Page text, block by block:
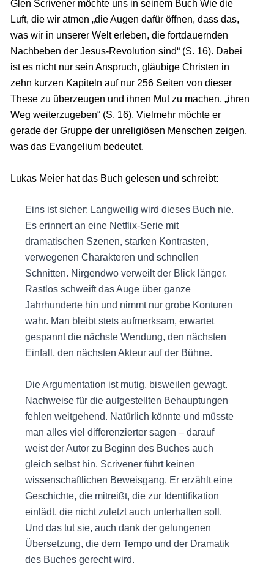
Glen Scrivener möchte uns in seinem Buch Wie die
Luft, die wir atmen „die Augen dafür öffnen, dass das,
was wir in unserer Welt erleben, die fortdauernden
Nachbeben der Jesus-Revolution sind“ (S. 16). Dabei
ist es nicht nur sein Anspruch, gläubige Christen in
zehn kurzen Kapiteln auf nur 256 Seiten von dieser
These zu überzeugen und ihnen Mut zu machen, „ihren
Weg weiterzugeben“ (S. 16). Vielmehr möchte er
gerade der Gruppe der unreligiösen Menschen zeigen,
was das Evangelium bedeutet.
Lukas Meier hat das Buch gelesen und schreibt:
Eins ist sicher: Langweilig wird dieses Buch nie.
Es erinnert an eine Netflix-Serie mit
dramatischen Szenen, starken Kontrasten,
verwegenen Charakteren und schnellen
Schnitten. Nirgendwo verweilt der Blick länger.
Rastlos schweift das Auge über ganze
Jahrhunderte hin und nimmt nur grobe Konturen
wahr. Man bleibt stets aufmerksam, erwartet
gespannt die nächste Wendung, den nächsten
Einfall, den nächsten Akteur auf der Bühne.
Die Argumentation ist mutig, bisweilen gewagt.
Nachweise für die aufgestellten Behauptungen
fehlen weitgehend. Natürlich könnte und müsste
man alles viel differenzierter sagen – darauf
weist der Autor zu Beginn des Buches auch
gleich selbst hin. Scrivener führt keinen
wissenschaftlichen Beweisgang. Er erzählt eine
Geschichte, die mitreißt, die zur Identifikation
einlädt, die nicht zuletzt auch unterhalten soll.
Und das tut sie, auch dank der gelungenen
Übersetzung, die dem Tempo und der Dramatik
des Buches gerecht wird.